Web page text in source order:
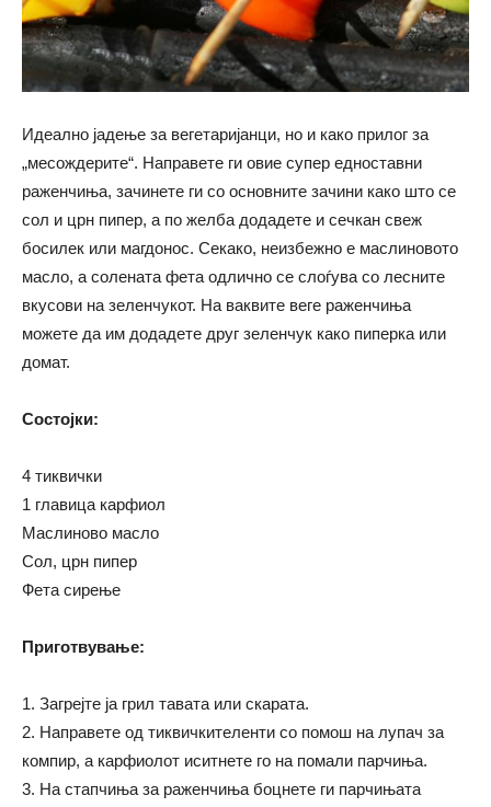
Идеално јадење за вегетаријанци, но и како прилог за
„месождерите“. Направете ги овие супер едноставни
раженчиња, зачинете ги со основните зачини како што се
сол и црн пипер, а по желба додадете и сечкан свеж
босилек или магдонос. Секако, неизбежно е маслиновото
масло, а солената фета одлично се слоѓува со лесните
вкусови на зеленчукот. На ваквите веге раженчиња
можете да им додадете друг зеленчук како пиперка или
домат.
Состојки:
4 тиквички
1 главица карфиол
Маслиново масло
Сол, црн пипер
Фета сирење
Приготвување:
1. Загрејте ја грил тавата или скарата.
2. Направете од тиквичкителенти со помош на лупач за
компир, а карфиолот иситнете го на помали парчиња.
3. На стапчиња за раженчиња боцнете ги парчињата